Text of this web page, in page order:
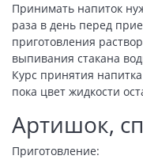
Принимать напиток
раза в день перед
приготовления
выпивания стакана
Курс принятия
пока цвет жидкости
Артишок,
Приготовление: